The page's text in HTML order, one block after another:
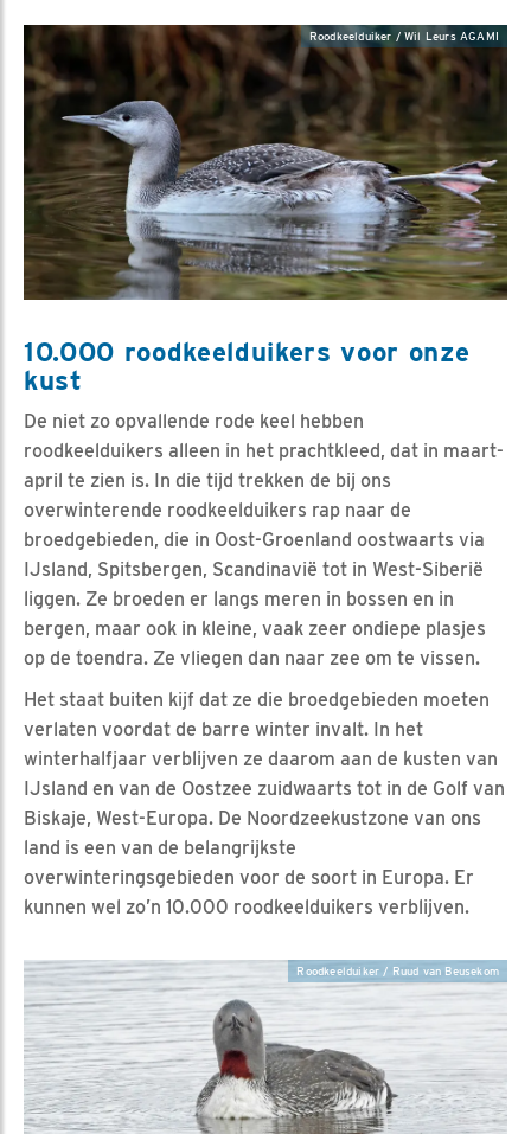
Roodkeelduiker / Wil Leurs AGAMI
10.000 roodkeelduikers voor onze
kust
De niet zo opvallende rode keel hebben
roodkeelduikers alleen in het prachtkleed, dat in maart-
april te zien is. In die tijd trekken de bij ons
overwinterende roodkeelduikers rap naar de
broedgebieden, die in Oost-Groenland oostwaarts via
IJsland, Spitsbergen, Scandinavië tot in West-Siberië
liggen. Ze broeden er langs meren in bossen en in
bergen, maar ook in kleine, vaak zeer ondiepe plasjes
op de toendra. Ze vliegen dan naar zee om te vissen.
Het staat buiten kijf dat ze die broedgebieden moeten
verlaten voordat de barre winter invalt. In het
winterhalfjaar verblijven ze daarom aan de kusten van
IJsland en van de Oostzee zuidwaarts tot in de Golf van
Biskaje, West-Europa. De Noordzeekustzone van ons
land is een van de belangrijkste
overwinteringsgebieden voor de soort in Europa. Er
kunnen wel zo’n 10.000 roodkeelduikers verblijven.
Roodkeelduiker / Ruud van Beusekom